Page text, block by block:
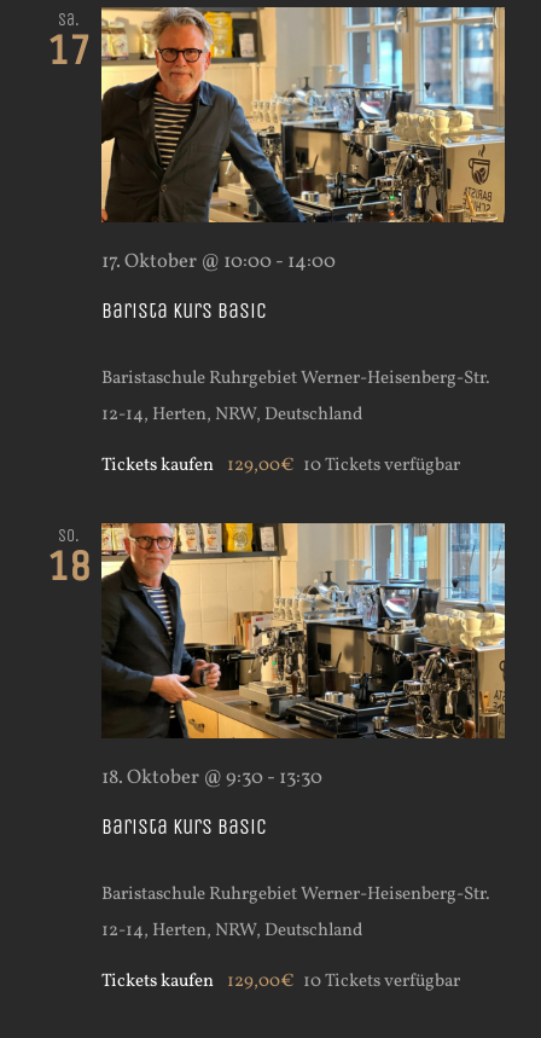
Sa.
17
Barista Kurs Basic
17. Oktober @ 10:00- 14:00
Baristaschule RuhrgebietWerner-Heisenberg-Str.
12-14, Herten, NRW, Deutschland
Tickets kaufen 129,00€ 10 Tickets verfügbar
So.
18
Barista Kurs Basic
18. Oktober @ 9:30- 13:30
Baristaschule RuhrgebietWerner-Heisenberg-Str.
12-14, Herten, NRW, Deutschland
Tickets kaufen 129,00€ 10 Tickets verfügbar